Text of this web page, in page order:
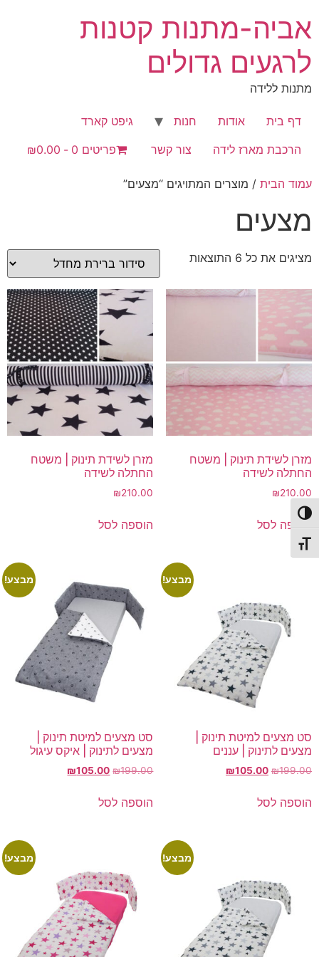
הפעל/כבה ניגודיות גבוהה
מתג גודל גופן
לתוכן
אביה-מתנות קטנות
לרגעים גדולים
מתנות ללידה
דף בית אודות חנות
גיפט קארד
הרכבת מארז לידה
צור קשר פריטים 0 ₪0.00
עמוד הבית / מוצרים המתויגים “מצעים”
מצעים
מציגים את כל ⁦6⁩ התוצאות
מזרן לשידת תינוק | משטח
החתלה לשידה
₪210.00
הוספה לסל
מזרן לשידת תינוק | משטח
החתלה לשידה
₪210.00
הוספה לסל
מבצע!
סט מצעים למיטת תינוק |
מצעים לתינוק | עננים
₪199.00
המחיר
היה:
₪105.00
הוספה לסל
מבצע!
סט מצעים למיטת תינוק |
מצעים לתינוק | איקס עיגול
₪199.00
המחיר
היה:
₪105.00
המחיר
הוספה לסל
מבצע! מבצע!